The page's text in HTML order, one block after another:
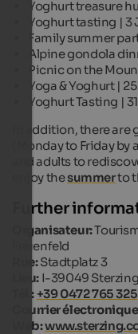
Yoghurt treasure
Yoghurt tasting | 3
Family summer
Alpine gondola
Picnic on the
Yoga & Yoghurt |
Yoghurt Tasting |
In addition, there
(Monday to Friday
and adults to
enjoy thesummerto
Further
Organisateur:
Freienfeld
Rue:Stadtplatz 3
Lieu: I-39049 Sterzing
Tél.: +39 0472 765 325
Courrier
Web: